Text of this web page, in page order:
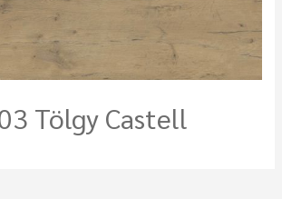
Tölgy Castell